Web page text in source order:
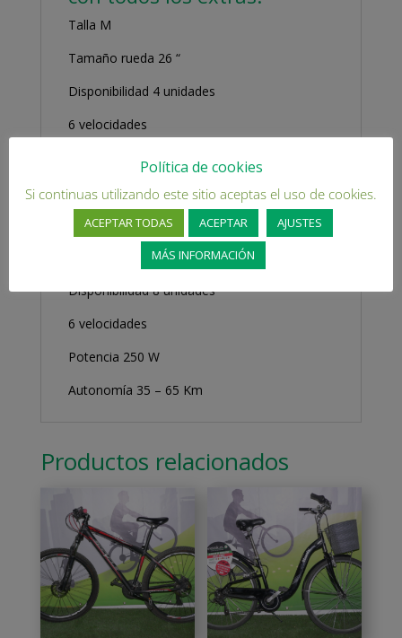
Talla M
Tamaño rueda 26 “
Disponibilidad 4 unidades
6 velocidades
Potencia 250 W
Autonomía 35 – 65 Km
Talla M
Tamaño rueda 26 “
Disponibilidad 8 unidades
6 velocidades
Potencia 250 W
Autonomía 35 – 65 Km
Productos relacionados
Política de cookies
Si continuas utilizando este sitio aceptas el uso de cookies.
ACEPTAR TODAS ACEPTAR
AJUSTES
MÁS INFORMACIÓN